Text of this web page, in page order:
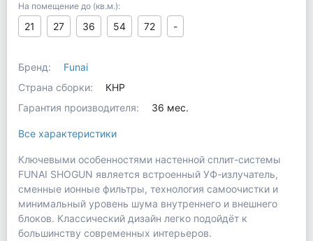
На помещение до (кв.м.):
21 27 36 54 72 -
Бренд:
Funai
Страна сборки:
КНР
Гарантия производителя:
36 мес.
Все характеристики
Ключевыми особенностями настенной сплит-системы
FUNAI SHOGUN является встроенный УФ-излучатель,
сменные ионные фильтры, технология самоочистки и
минимальный уровень шума внутреннего и внешнего
блоков. Классический дизайн легко подойдёт к
большинству современных интерьеров.